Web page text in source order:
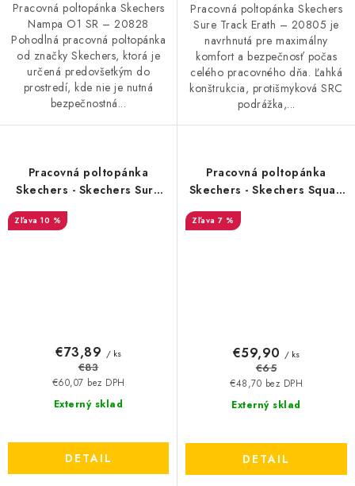
Pracovná poltopánka Skechers
Nampa O1 SR – 20828
Pohodlná pracovná poltopánka
od značky Skechers, ktorá je
určená predovšetkým do
prostredí, kde nie je nutná
bezpečnostná...
Pracovná poltopánka Skechers
Sure Track Erath – 20805 je
navrhnutá pre maximálny
komfort a bezpečnosť počas
celého pracovného dňa. Ľahká
konštrukcia, protišmyková SRC
podrážka,...
Pracovná poltopánka
Skechers - Skechers Sure
10 %
Externý sklad
€60,07 bez DPH
€73,89 / ks
€83
DETAIL
Pracovná poltopánka
Skechers - Skechers Squad
7 %
Externý sklad
€48,70 bez DPH
€59,90 / ks
€65
DETAIL